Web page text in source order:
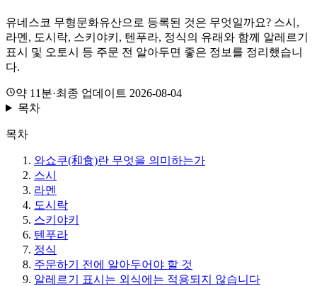
유네스코 무형문화유산으로 등록된 것은 무엇일까요? 스시,
라멘, 도시락, 스키야키, 텐푸라, 정식의 유래와 함께 알레르기
표시 및 오토시 등 주문 전 알아두면 좋은 정보를 정리했습니
다.
약 11분·최종 업데이트 2026-08-04
목차
목차
와쇼쿠(和食)란 무엇을 의미하는가
스시
라멘
도시락
스키야키
텐푸라
정식
주문하기 전에 알아두어야 할 것
알레르기 표시는 외식에는 적용되지 않습니다